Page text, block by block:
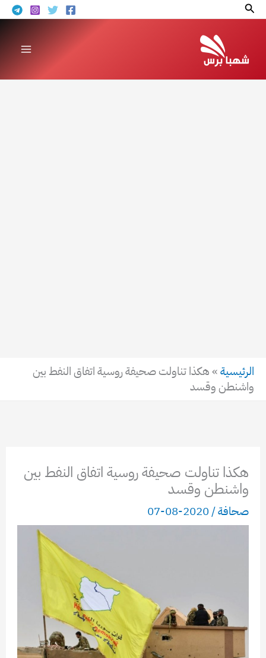
تخطيالبحث
الرئيسية»هكذا تناولت صحيفة روسية اتفاق النفط بين
واشنطن وقسد
هكذا تناولت صحيفة روسية اتفاق النفط بين
واشنطن وقسد
صحافة/
2020-08-07